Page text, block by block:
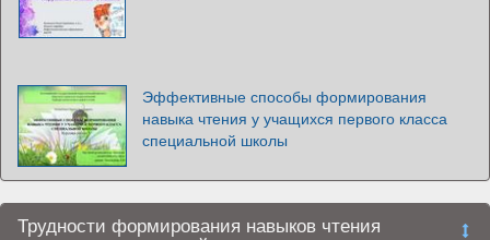
Эффективные способы формирования
навыка чтения у учащихся первого класса
специальной школы
Трудности формирования навыков чтения